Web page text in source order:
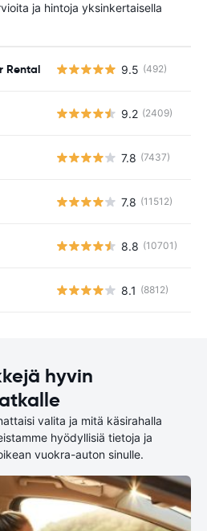
ja hintoja yksinkertaisella
Rental 9.5 (492)
9.2 (2409)
7.8 (7437)
7.8 (11512)
8.8 (10701)
8.1 (8812)
hyvin
valita ja mitä käsirahalla
hyödyllisiä tietoja ja
vuokra-auton sinulle.